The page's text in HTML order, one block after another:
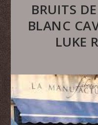
BRUITS
BLANC
LUKE